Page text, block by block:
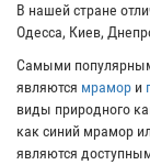
В нашей стране
Одесса, Киев,
Самыми
являются мрамор и
виды природного
как синий мрамор
являются